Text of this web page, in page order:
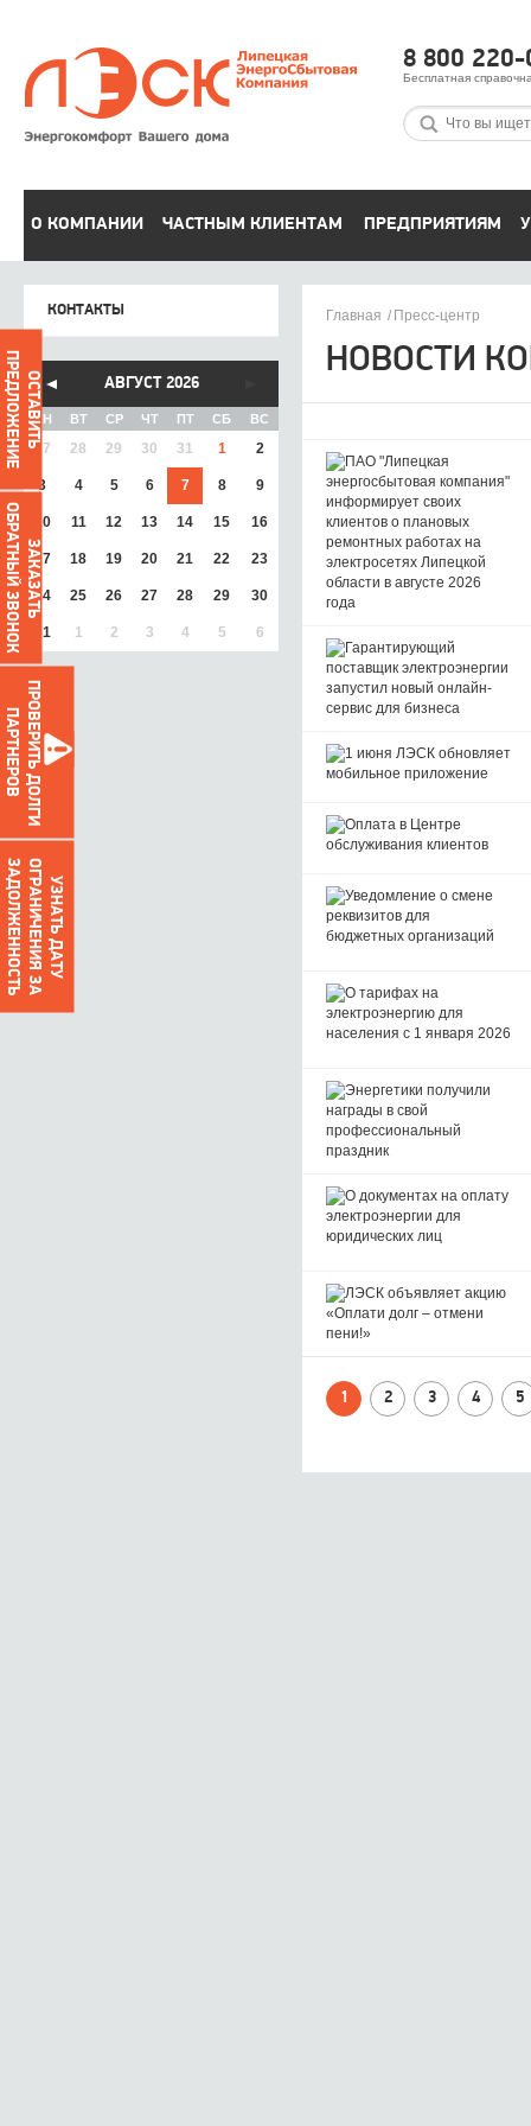
8 800
Бесплатная
О КОМПАНИИ ЧАСТНЫМ КЛИЕНТАМ ПРЕДПРИЯТИЯМ
Главная Пресс-центр
НОВОСТИ
1 2 3 4 5
КОНТАКТЫ
АВГУСТ 2026
ПН ВТ СР ЧТ ПТ СБ ВС
27 28 29 30 31 1 2
3 4 5 6 7 8 9
10 11 12 13 14 15 16
17 18 19 20 21 22 23
24 25 26 27 28 29 30
31 1 2 3 4 5 6
ОСТАВИТЬ
ПРЕДЛОЖЕНИЕ
ЗАКАЗАТЬ
ОБРАТНЫЙ ЗВОНОК
ПРОВЕРИТЬ ДОЛГИ
ПАРТНЕРОВ
УЗНАТЬ ДАТУ
О
Г
Р
А
Н
И
Ч
Е
Н
И
Я
З
А
З
А
Д
О
Л
Ж
Е
Н
Н
О
С
Т
Ь